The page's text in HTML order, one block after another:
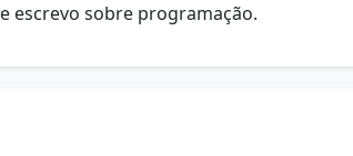
e escrevo sobre programação.